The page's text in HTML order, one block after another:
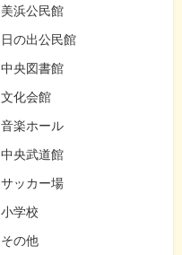
美浜公民館
日の出公民館
中央図書館
文化会館
音楽ホール
中央武道館
サッカー場
小学校
その他